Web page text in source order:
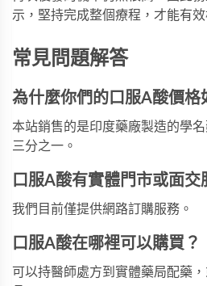
示，堅持完成整個療程，才能有效
常見問題解答
為什麼你們的口服A酸價格
本站銷售的是印度藥廠製造的學
三分之一。
口服A酸有實體門市或面交
我們目前僅提供網路訂購服務。
口服A酸在哪裡可以購買？
可以持醫師處方到實體藥局配藥